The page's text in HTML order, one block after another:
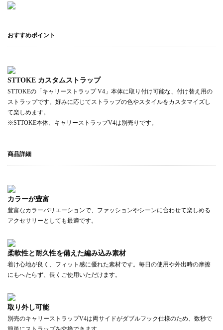
おすすめポイント
STTOKE カスタムストラップ
STTOKEの「キャリーストラップ V4」本体に取り付け可能な、付け替え用の
ストラップです。好みに応じてストラップの色やスタイルをカスタマイズし
て楽しめます。
※STTOKE本体、キャリーストラップV4は別売りです。
商品詳細
カラーが豊富
豊富なカラーバリエーションで、ファッションやシーンに合わせて楽しめる
アクセサリーとしても最適です。
柔軟性と耐久性を備えた編み込み素材
着け心地が良く、フィット感に優れた素材です。毎日の使用や外出時の摩擦
にもへたらず、長くご使用いただけます。
取り外し可能
別売のキャリーストラップV4は両サイドがダブルフック仕様のため、数秒で